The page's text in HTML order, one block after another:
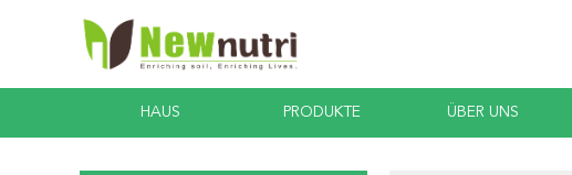
HAUS PRODUKTE ÜBER UNS